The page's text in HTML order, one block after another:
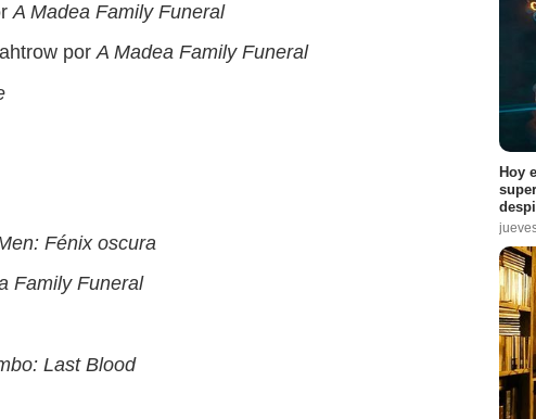
A Madea Family Funeral
porA Madea Family Funeral
Fénix oscura
Family Funeral
Last Blood
Hoy